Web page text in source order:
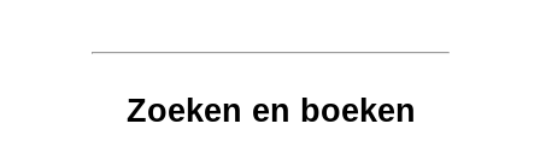
Zoeken en boeken